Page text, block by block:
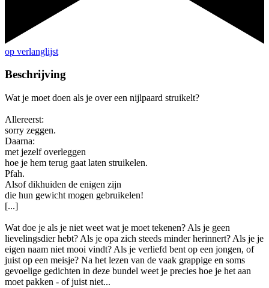
op verlanglijst
Beschrijving
Wat je moet doen als je over een nijlpaard struikelt?
Allereerst:
sorry zeggen.
Daarna:
met jezelf overleggen
hoe je hem terug gaat laten struikelen.
Pfah.
Alsof dikhuiden de enigen zijn
die hun gewicht mogen gebruikelen!
[...]
Wat doe je als je niet weet wat je moet tekenen? Als je geen
lievelingsdier hebt? Als je opa zich steeds minder herinnert? Als je je
eigen naam niet mooi vindt? Als je verliefd bent op een jongen, of
juist op een meisje? Na het lezen van de vaak grappige en soms
gevoelige gedichten in deze bundel weet je precies hoe je het aan
moet pakken - of juist niet...